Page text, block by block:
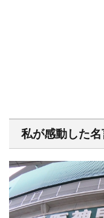
私が感動した名